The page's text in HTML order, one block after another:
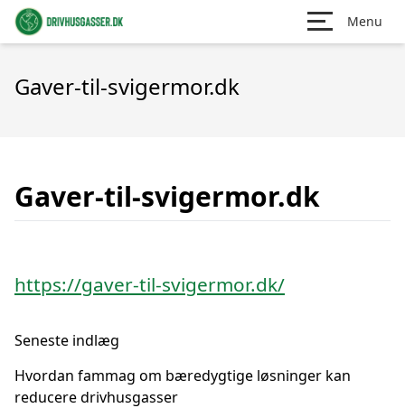
Menu
Gaver-til-svigermor.dk
Gaver-til-svigermor.dk
https://gaver-til-svigermor.dk/
Seneste indlæg
Hvordan fammag om bæredygtige løsninger kan
reducere drivhusgasser